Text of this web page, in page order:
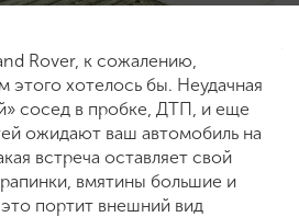
Rover, к сожалению,
этого хотелось бы. Неудачная
сосед в пробке, ДТП, и еще
ожидают ваш автомобиль на
встреча оставляет свой
вмятины большие и
портит внешний вид